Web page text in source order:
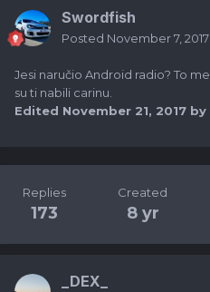
Swordfish
Posted November 7, 2017
Jesi naručio Android radio? To
su ti nabili carinu.
Edited November 21, 2017 by
Replies
173
Created
8 yr
_DEX_